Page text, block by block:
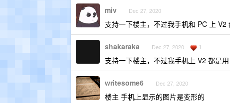
miv Dec 27, 2020
支持一下楼主，不过我手机和 PC 上
shakaraka Dec 27, 2020 1
支持一下楼主，不过我手机上 V2 都是
writesome6 Dec 27, 2020
楼主 手机上显示的图片是变形的